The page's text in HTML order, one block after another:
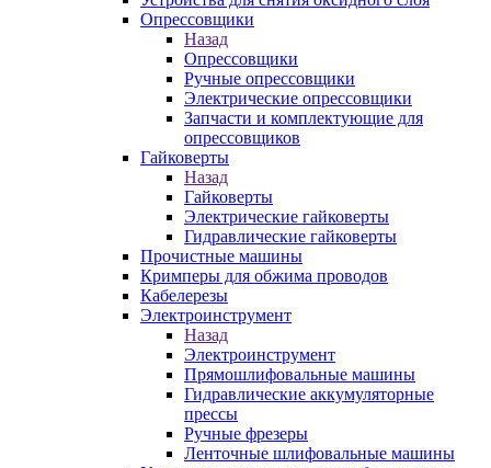
Опрессовщики
Назад
Опрессовщики
Ручные опрессовщики
Электрические опрессовщики
Запчасти и комплектующие для
опрессовщиков
Гайковерты
Назад
Гайковерты
Электрические гайковерты
Гидравлические гайковерты
Прочистные машины
Кримперы для обжима проводов
Кабелерезы
Электроинструмент
Назад
Электроинструмент
Прямошлифовальные машины
Гидравлические аккумуляторные
прессы
Ручные фрезеры
Ленточные шлифовальные машины